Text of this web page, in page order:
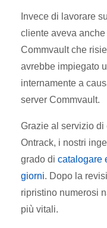
Invece di lavorare
cliente aveva
Commvault che
avrebbe impiegato
internamente a
server Commvault.
Grazie al servizio di
Ontrack, i nostri
grado di catalogare
giorni. Dopo la
ripristino numerosi
più vitali.